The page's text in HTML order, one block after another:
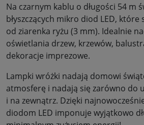
Na czarnym kablu o długości 54 m
błyszczących mikro diod LED, które
od ziarenka ryżu (3 mm). Idealnie
oświetlania drzew, krzewów,
dekoracje imprezowe.
Lampki wróżki nadają domowi
atmosferę i nadają się zarówno do
i na zewnątrz. Dzięki
diodom LED imponuje wyjątkowo